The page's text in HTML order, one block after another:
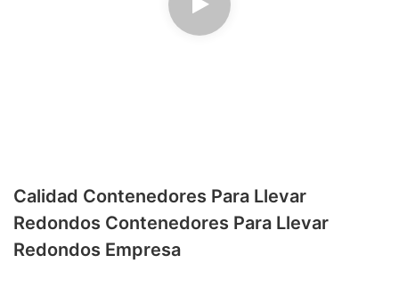
Calidad Contenedores Para Llevar
Redondos Contenedores Para Llevar
Redondos Empresa